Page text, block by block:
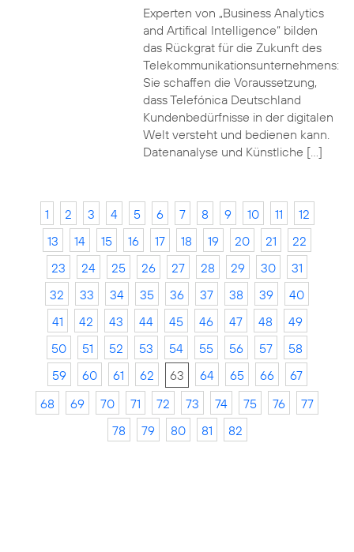
Experten von „Business Analytics
and Artifical Intelligence“ bilden
das Rückgrat für die Zukunft des
Telekommunikationsunternehmens:
Sie schaffen die Voraussetzung,
dass Telefónica Deutschland
Kundenbedürfnisse in der digitalen
Welt versteht und bedienen kann.
Datenanalyse und Künstliche […]
1 2 3 4 5 6 7 8 9 10 11
12
13
14 15 16 17 18 19 20 21
22
23
24 25 26 27 28 29 30
31
32
33 34 35 36 37 38 39
40
41
42 43 44 45 46 47 48
49
50
51 52 53 54 55 56 57
58
59
60 61 62 63 64 65 66
67
68
69 70 71 72 73 74 75 76
77
78
79 80 81 82